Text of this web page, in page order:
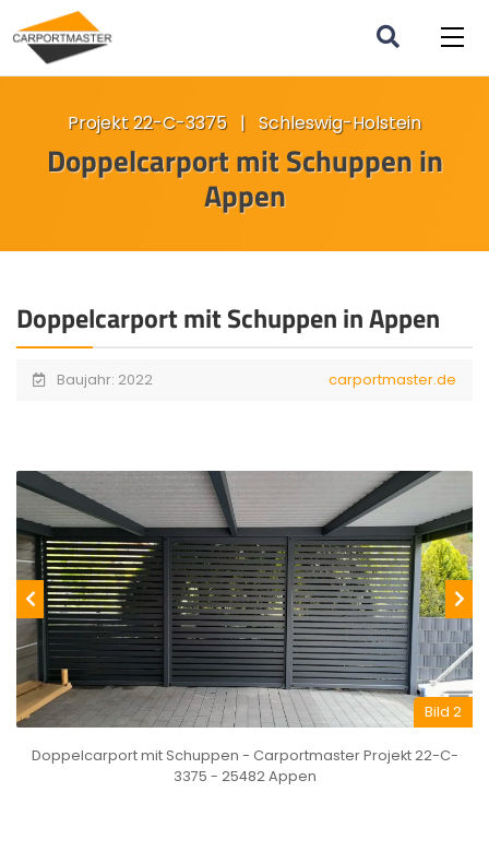
Projekt 22-C-3375 | Schleswig-Holstein
Doppelcarport mit Schuppen in
Appen
Doppelcarport mit Schuppen in Appen
Baujahr: 2022 carportmaster.de
Bild 2
Doppelcarport mit Schuppen - Carportmaster Projekt 22-C-
3375 - 25482 Appen